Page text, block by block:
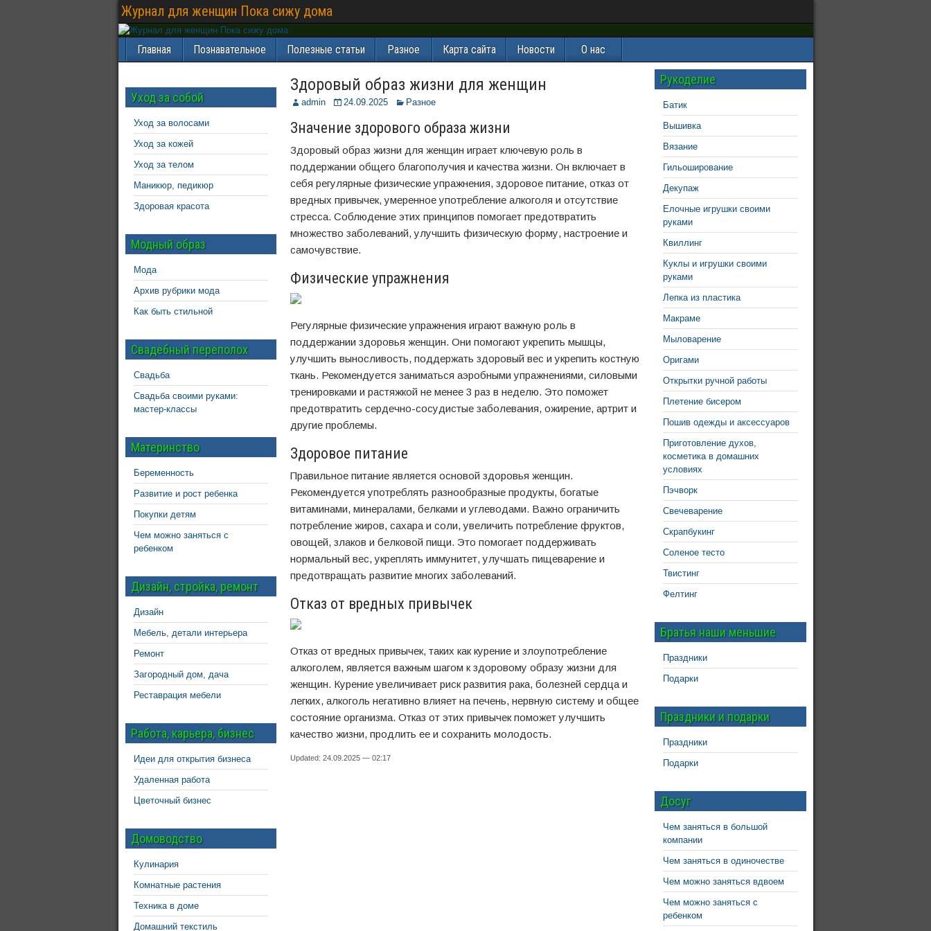
Журнал для женщин Пока сижу дома
Главная Познавательное Полезные статьи Разное Карта сайта Новости О нас
Здоровый образ жизни для женщин
admin 24.09.2025 Разное
Значение здорового образа жизни
Здоровый образ жизни для женщин играет ключевую роль в
поддержании общего благополучия и качества жизни. Он включает в
себя регулярные физические упражнения, здоровое питание, отказ от
вредных привычек, умеренное употребление алкоголя и отсутствие
стресса. Соблюдение этих принципов помогает предотвратить
множество заболеваний, улучшить физическую форму, настроение и
самочувствие.
Физические упражнения
Регулярные физические упражнения играют важную роль в
поддержании здоровья женщин. Они помогают укрепить мышцы,
улучшить выносливость, поддержать здоровый вес и укрепить костную
ткань. Рекомендуется заниматься аэробными упражнениями, силовыми
тренировками и растяжкой не менее 3 раз в неделю. Это поможет
предотвратить сердечно-сосудистые заболевания, ожирение, артрит и
другие проблемы.
Здоровое питание
Правильное питание является основой здоровья женщин.
Рекомендуется употреблять разнообразные продукты, богатые
витаминами, минералами, белками и углеводами. Важно ограничить
потребление жиров, сахара и соли, увеличить потребление фруктов,
овощей, злаков и белковой пищи. Это помогает поддерживать
нормальный вес, укреплять иммунитет, улучшать пищеварение и
предотвращать развитие многих заболеваний.
Отказ от вредных привычек
Отказ от вредных привычек, таких как курение и злоупотребление
алкоголем, является важным шагом к здоровому образу жизни для
женщин. Курение увеличивает риск развития рака, болезней сердца и
легких, алкоголь негативно влияет на печень, нервную систему и общее
состояние организма. Отказ от этих привычек поможет улучшить
качество жизни, продлить ее и сохранить молодость.
Updated: 24.09.2025 — 02:17
Уход за собой
Уход за волосами
Уход за кожей
Уход за телом
Маникюр, педикюр
Здоровая красота
Модный образ
Мода
Архив рубрики мода
Как быть стильной
Свадебный переполох
Свадьба
Свадьба своими руками:
мастер-классы
Материнство
Беременность
Развитие и рост ребенка
Покупки детям
Чем можно заняться с
ребенком
Дизайн, стройка, ремонт
Дизайн
Мебель, детали интерьера
Ремонт
Загородный дом, дача
Реставрация мебели
Работа, карьера, бизнес
Идеи для открытия бизнеса
Удаленная работа
Цветочный бизнес
Домоводство
Кулинария
Комнатные растения
Техника в доме
Домашний текстиль
Рукоделие
Батик
Вышивка
Вязание
Гильоширование
Декупаж
Елочные игрушки своими
руками
Квиллинг
Куклы и игрушки своими
руками
Лепка из пластика
Макраме
Мыловарение
Оригами
Открытки ручной работы
Плетение бисером
Пошив одежды и аксессуаров
Приготовление духов,
косметика в домашних
условиях
Пэчворк
Свечеварение
Скрапбукинг
Соленое тесто
Твистинг
Фелтинг
Братья наши меньшие
Праздники
Подарки
Праздники и подарки
Праздники
Подарки
Досуг
Чем заняться в большой
компании
Чем заняться в одиночестве
Чем можно заняться вдвоем
Чем можно заняться с
ребенком